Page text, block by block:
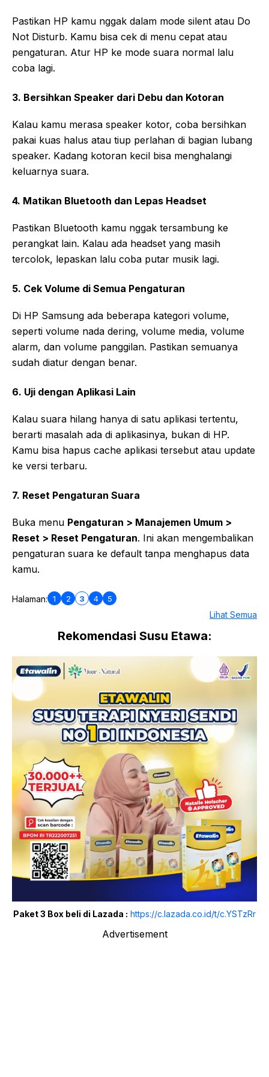
Pastikan HP kamu nggak dalam mode silent atau Do
Not Disturb. Kamu bisa cek di menu cepat atau
pengaturan. Atur HP ke mode suara normal lalu
coba lagi.
3. Bersihkan Speaker dari Debu dan Kotoran
Kalau kamu merasa speaker kotor, coba bersihkan
pakai kuas halus atau tiup perlahan di bagian lubang
speaker. Kadang kotoran kecil bisa menghalangi
keluarnya suara.
4. Matikan Bluetooth dan Lepas Headset
Pastikan Bluetooth kamu nggak tersambung ke
perangkat lain. Kalau ada headset yang masih
tercolok, lepaskan lalu coba putar musik lagi.
5. Cek Volume di Semua Pengaturan
Di HP Samsung ada beberapa kategori volume,
seperti volume nada dering, volume media, volume
alarm, dan volume panggilan. Pastikan semuanya
sudah diatur dengan benar.
6. Uji dengan Aplikasi Lain
Kalau suara hilang hanya di satu aplikasi tertentu,
berarti masalah ada di aplikasinya, bukan di HP.
Kamu bisa hapus cache aplikasi tersebut atau update
ke versi terbaru.
7. Reset Pengaturan Suara
Buka menu Pengaturan > Manajemen Umum >
Reset > Reset Pengaturan. Ini akan mengembalikan
pengaturan suara ke default tanpa menghapus data
kamu.
Halaman: 1 2 3 4 5
Lihat Semua
Rekomendasi Susu Etawa:
Paket 3 Box beli di Lazada : https://c.lazada.co.id/t/c.YSTzRr
Advertisement